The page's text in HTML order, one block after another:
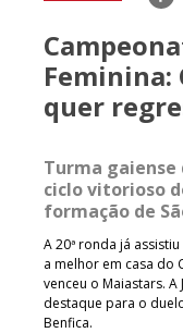
Feminina:
quer
Turma
ciclo vitorioso
formação de
A 20ª ronda já
a melhor em casa do
venceu o Maiastars.
destaque para o
Benfica.